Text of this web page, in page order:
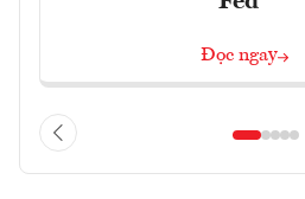
Đọc ngay